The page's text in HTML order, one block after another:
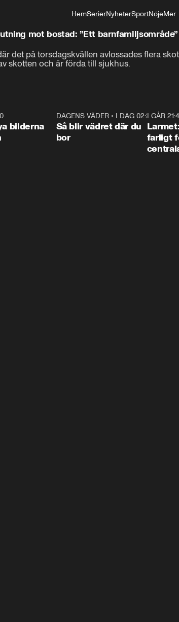
HemSerierNyheterSportNöjeMer
Livsstil
mot bostad: ”Ett barnfamiljsområde”
det på torsdagskvällen avlossades flera
skotten och är förda till sjukhus.
bilderna
1:06
DAGENS VÄDER• I DAG 02:30
Så blir vädret där du
bor
I GÅR
farligt